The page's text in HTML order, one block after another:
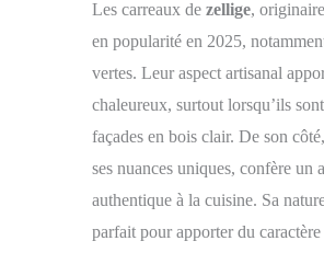
Applications Polyvalentes: Ces
sont adaptés à de nombreux
cuisine, buanderie, etc. Leur
simplicité d’installation en font
souhaitant personnaliser leur
temporaire ou
Les carreaux de zellige,
en popularité en 2025,
vertes. Leur aspect artisanal
chaleureux, surtout lorsqu’ils
façades en bois clair. De son
ses nuances uniques, confère un
authentique à la cuisine. Sa
parfait pour apporter du caractère